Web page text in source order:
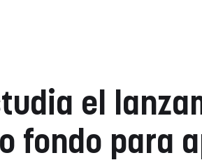
el
fondo para